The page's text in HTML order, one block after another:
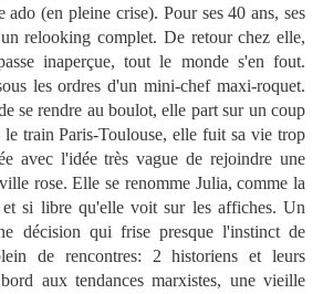
ado (en pleine crise). Pour ses 40 ans, ses
relooking complet. De retour chez elle,
inaperçue, tout le monde s'en fout.
les ordres d'un mini-chef maxi-roquet.
se rendre au boulot, elle part sur un coup
le train Paris-Toulouse, elle fuit sa vie trop
avec l'idée très vague de rejoindre une
rose. Elle se renomme Julia, comme la
si libre qu'elle voit sur les affiches. Un
décision qui frise presque l'instinct de
de rencontres: 2 historiens et leurs
aux tendances marxistes, une vieille